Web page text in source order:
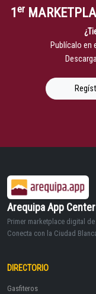
1 er
Publícalo en
Arequipa App Center
Primer marketplace digital
Conecta con la Ciudad
DIRECTORIO
Gasfiteros